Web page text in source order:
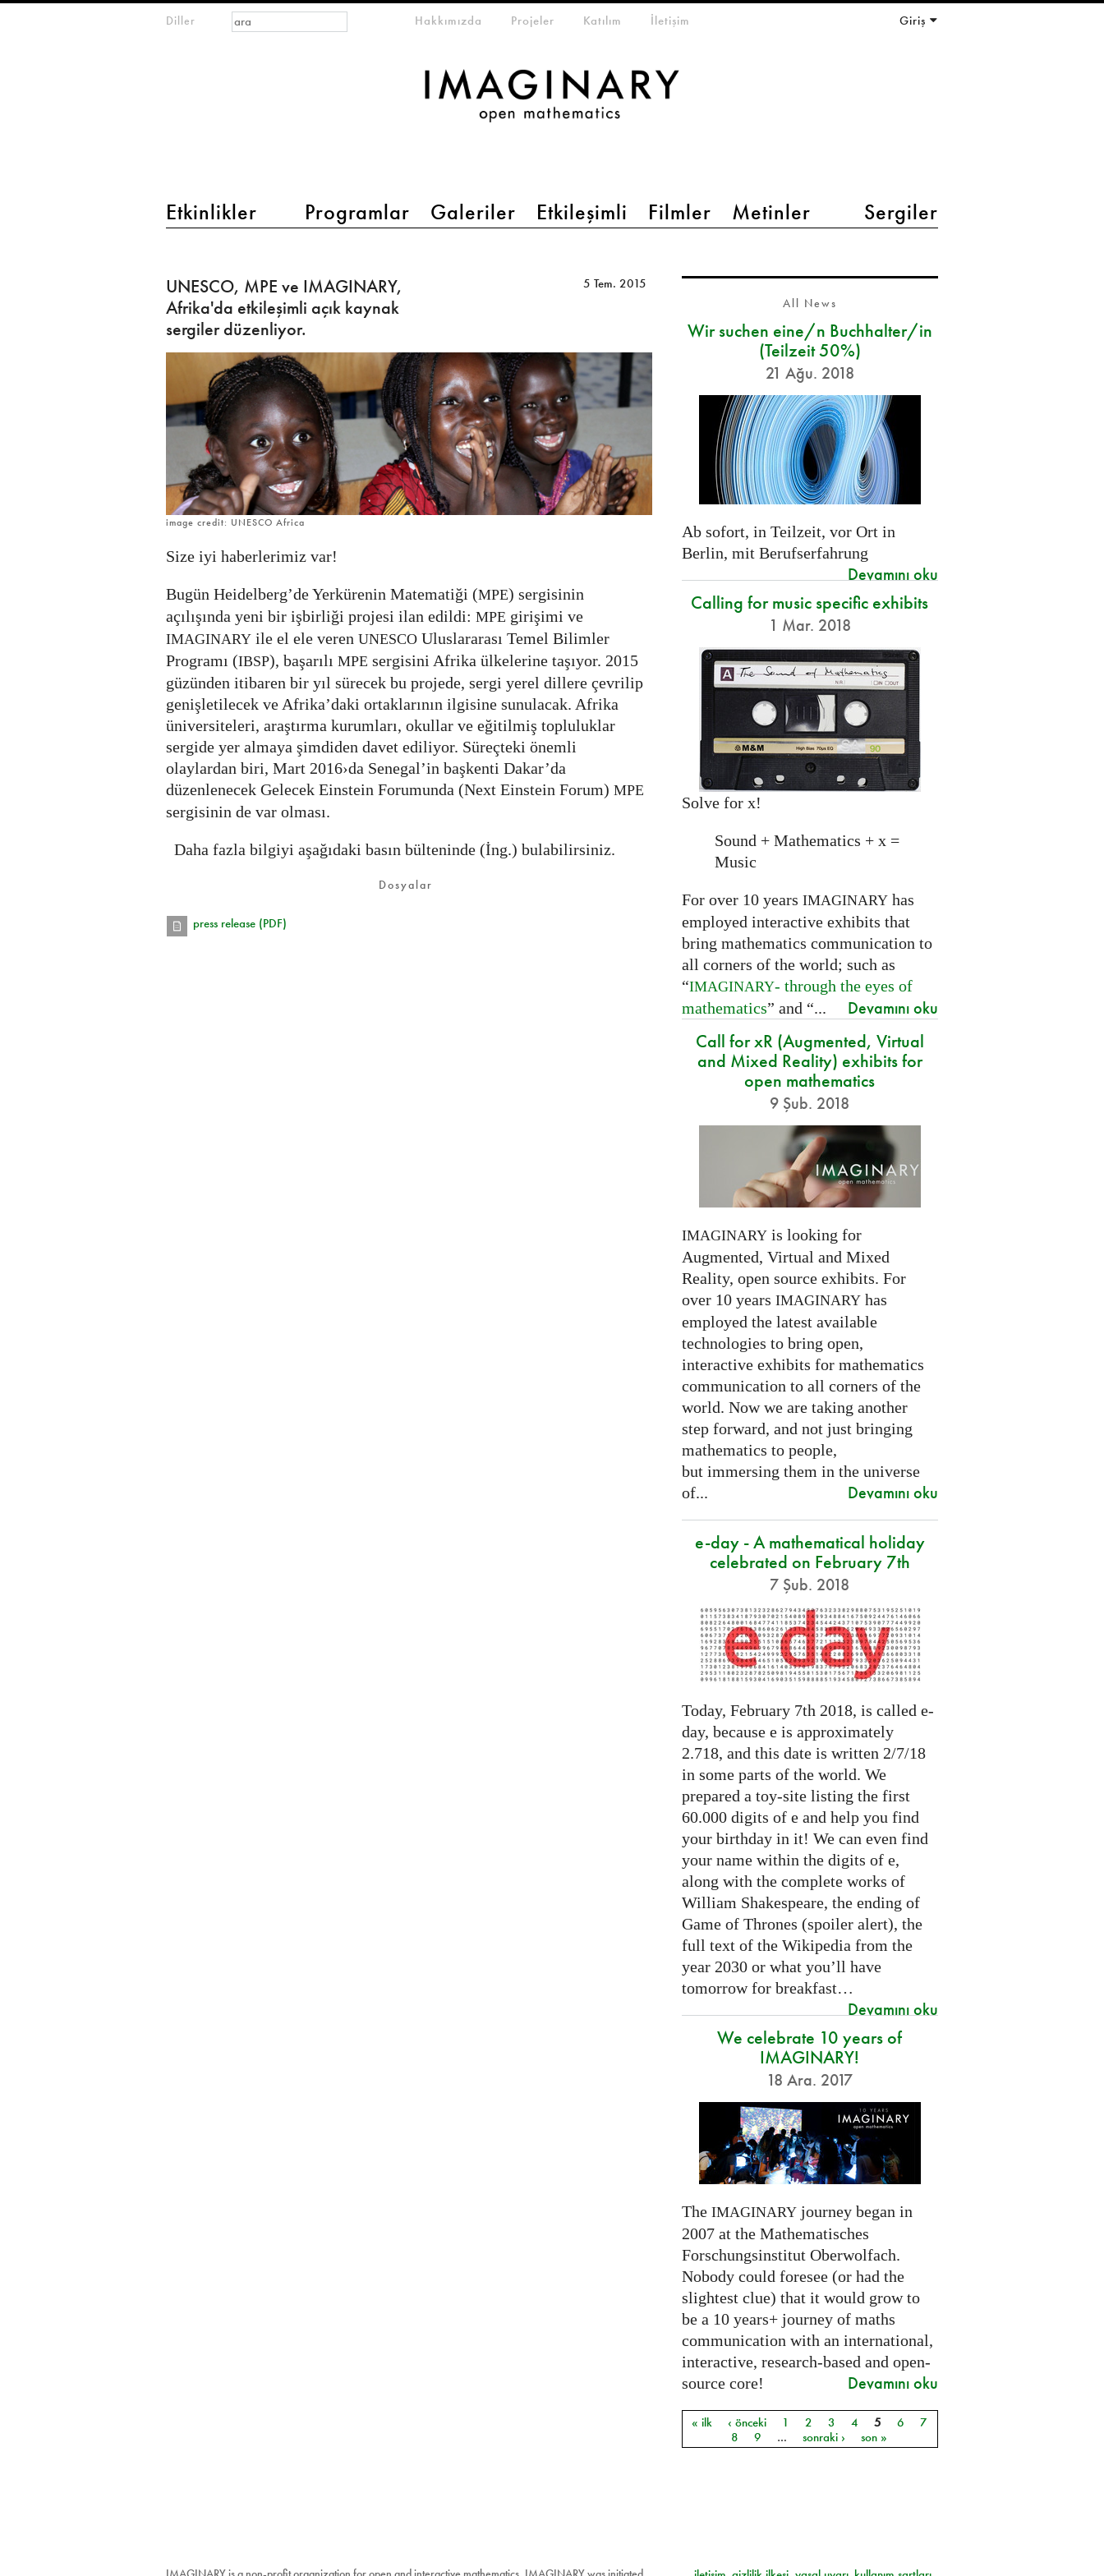
Diller
main menu 2
Etkinlikler Programlar Galeriler Etkileşimli Filmler Metinler Sergiler
meta-menuHakkımızda Projeler Katılım İletişim Giriş
Arama formu
Ara
MPE
ve
IMAGINARY,
Afrika'da
etkileşimli
açık
kaynak
sergiler
düzenliyor.
UNESCO, MPE ve IMAGINARY,
Afrika'da etkileşimli açık kaynak
sergiler düzenliyor.
5 Tem. 2015
image credit: UNESCO Africa
Size iyi haberlerimiz var!
Bugün Heidelberg’de Yerkürenin Matematiği (MPE) sergisinin
açılışında yeni bir işbirliği projesi ilan edildi: MPE girişimi ve
IMAGINARY ile el ele veren UNESCO Uluslararası Temel Bilimler
Programı (IBSP), başarılı MPE sergisini Afrika ülkelerine taşıyor. 2015
güzünden itibaren bir yıl sürecek bu projede, sergi yerel dillere çevrilip
genişletilecek ve Afrika’daki ortaklarının ilgisine sunulacak. Afrika
üniversiteleri, araştırma kurumları, okullar ve eğitilmiş topluluklar
sergide yer almaya şimdiden davet ediliyor. Süreçteki önemli
olaylardan biri, Mart 2016›da Senegal’in başkenti Dakar’da
düzenlenecek Gelecek Einstein Forumunda (Next Einstein Forum) MPE
sergisinin de var olması.
Daha fazla bilgiyi aşağıdaki basın bülteninde (İng.) bulabilirsiniz.
Dosyalar
press release (PDF)
All News
Wir suchen eine/n Buchhalter/in
(Teilzeit 50%)
21 Ağu. 2018
Ab sofort, in Teilzeit, vor Ort in
Berlin, mit Berufserfahrung
Devamını oku
Calling for music specific exhibits
1 Mar. 2018
Solve for x!
Sound + Mathematics + x =
Music
For over 10 years IMAGINARYhas
employed interactive exhibits that
bring mathematics communication to
all corners of the world; such as
“IMAGINARY- through the eyes of
mathematics” and “... Devamını oku
Call for xR (Augmented, Virtual
and Mixed Reality) exhibits for
open mathematics
9 Şub. 2018
IMAGINARYis looking for
Augmented, Virtual and Mixed
Reality, open source exhibits. For
over 10 years IMAGINARYhas
employed the latest available
technologies to bring open,
interactive exhibits for mathematics
communication to all corners of the
world. Now we are taking another
step forward, and not just bringing
mathematics to people,
but immersing them in the universe
of...
Devamını oku
e-day - A mathematical holiday
celebrated on February 7th
7 Şub. 2018
Today, February 7th 2018, is called e-
day, because e is approximately
2.718, and this date is written 2/7/18
in some parts of the world. We
prepared a toy-site listing the first
60.000 digits of e and help you find
your birthday in it! We can even find
your name within the digits of e,
along with the complete works of
William Shakespeare, the ending of
Game of Thrones (spoiler alert), the
full text of the Wikipedia from the
year 2030 or what you’ll have
tomorrow for breakfast…
Devamını oku
We celebrate 10 years of
IMAGINARY!
18 Ara. 2017
The IMAGINARYjourney began in
2007 at the Mathematisches
Forschungsinstitut Oberwolfach.
Nobody could foresee (or had the
slightest clue) that it would grow to
be a 10 years+ journey of maths
communication with an international,
interactive, research-based and open-
source core!
Devamını oku
Sayfalar
« ilk ‹ önceki 1 2 3 4 5 6
7
8
9 … sonraki › son »